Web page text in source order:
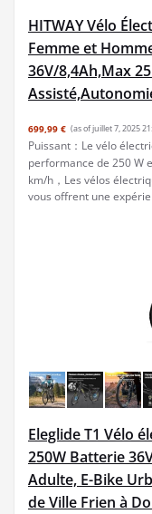
HITWAY Vélo
Femme et
36V/8,4Ah,Max
699,99 € (as of juillet 7, 2025
Puissant：Le vélo
performance de 250 W
km/h，Les vélos
vous offrent une
Eleglide T1 Vélo
250W Batterie
Adulte, E-Bike
de Ville Frien à